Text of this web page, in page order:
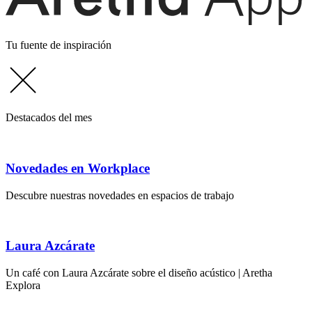
Tu fuente de inspiración
Destacados del mes
Novedades en Workplace
Descubre nuestras novedades en espacios de trabajo
Laura Azcárate
Un café con Laura Azcárate sobre el diseño acústico | Aretha
Explora